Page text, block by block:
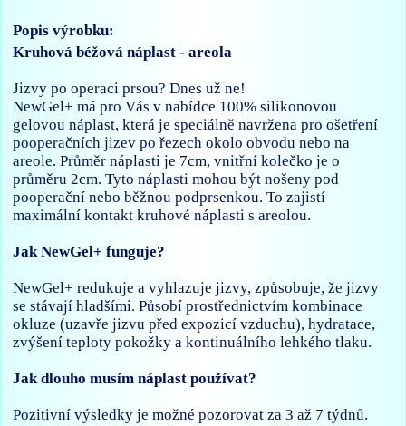
Popis výrobku:
Kruhová béžová náplast - areola
Jizvy po operaci prsou? Dnes už ne!
NewGel+ má pro Vás v nabídce 100% silikonovou
gelovou náplast, která je speciálně navržena pro ošetření
pooperačních jizev po řezech okolo obvodu nebo na
areole. Průměr náplasti je 7cm, vnitřní kolečko je o
průměru 2cm. Tyto náplasti mohou být nošeny pod
pooperační nebo běžnou podprsenkou. To zajistí
maximální kontakt kruhové náplasti s areolou.
Jak NewGel+ funguje?
NewGel+ redukuje a vyhlazuje jizvy, způsobuje, že jizvy
se stávají hladšími. Působí prostřednictvím kombinace
okluze (uzavře jizvu před expozicí vzduchu), hydratace,
zvýšení teploty pokožky a kontinuálního lehkého tlaku.
Jak dlouho musím náplast používat?
Pozitivní výsledky je možné pozorovat za 3 až 7 týdnů.